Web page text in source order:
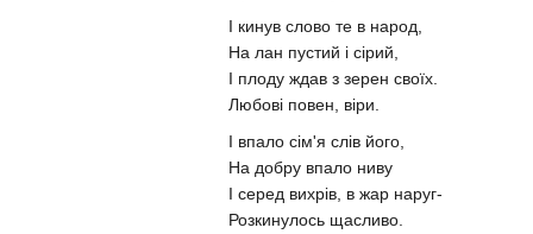
І кинув слово те в народ,
На лан пустий і сірий,
І плоду ждав з зерен своїх.
Любові повен, віри.
І впало сім'я слів його,
На добру впало ниву
І серед вихрів, в жар наруг-
Розкинулось щасливо.